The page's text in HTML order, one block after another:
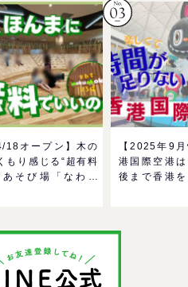
18オープン】木の
もり感じる“超有料
あそび場「なわて
オンモール四條畷
【2025年9
港国際空港
後まで香港